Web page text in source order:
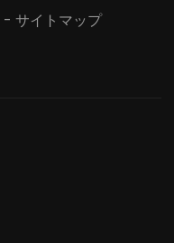
- サイトマップ